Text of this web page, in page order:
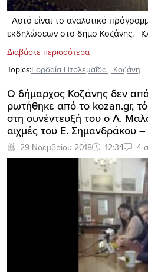
Αυτό είναι το αναλυτικό
εκδηλώσεων στο δήμο Κοζάνης.
Διαβάστε περισσότερα
Topics:Εορδαία Πτολεμαΐδα , Κοζάνη
Ο δήμαρχος Κοζάνης δεν
ρωτήθηκε από το kozan.gr,
στη συνέντευξή του ο Λ.
αιχμές του Ε. Σημανδράκου –
29 Νοεμβρίου 2018 12:34 4